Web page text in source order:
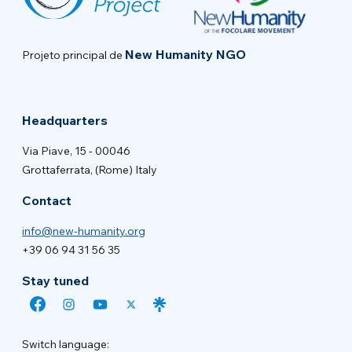
Projeto principal de New Humanity NGO
Headquarters
Via Piave, 15 - 00046
Grottaferrata, (Rome) Italy
Contact
info@new-humanity.org
+39 06 94 31 56 35
Stay tuned
Switch language: